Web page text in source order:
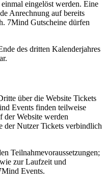
eingelöst werden. Eine
Anrechnung auf bereits
7Mind Gutscheine dürfen
des dritten Kalenderjahres
über die Website Tickets
Events finden teilweise
Website werden
der Nutzer Tickets verbindlich
Teilnahmevoraussetzungen;
zur Laufzeit und
Events.